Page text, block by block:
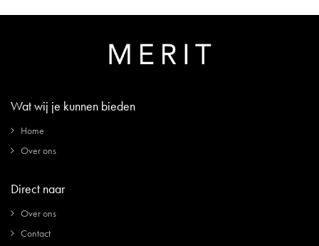
Wat wij je kunnen bieden
Home
Over ons
Direct naar
Over ons
Contact